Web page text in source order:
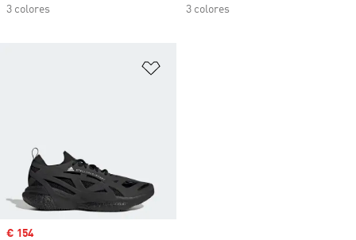
3 colores
3 colores
Precio de venta
€ 154